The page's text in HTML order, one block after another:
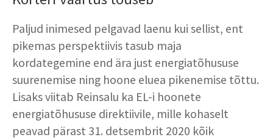
Paljud inimesed pelgavad laenu kui sellist, ent
pikemas perspektiivis tasub maja
kordategemine end ära just energiatõhususe
suurenemise ning hoone eluea pikenemise tõttu.
Lisaks viitab Reinsalu ka EL-i hoonete
energiatõhususe direktiivile, mille kohaselt
peavad pärast 31. detsembrit 2020 kõik